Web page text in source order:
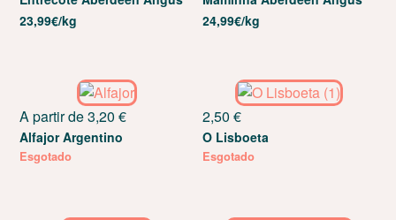
23,99€/kg
24,99€/kg
A partir de3,20€
Alfajor Argentino
Esgotado
2,50 €
O Lisboeta
Esgotado